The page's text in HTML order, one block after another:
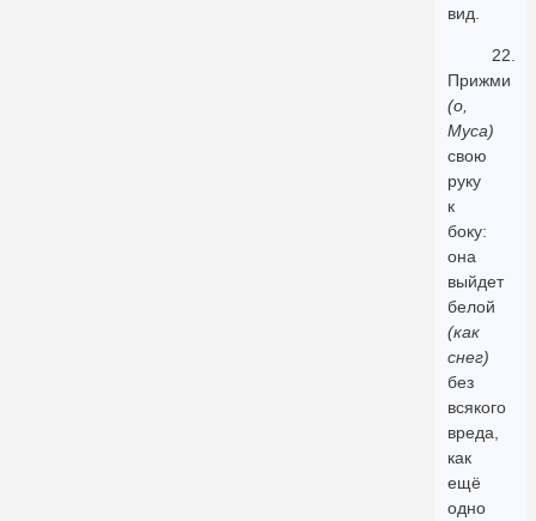
вид.
22.
Прижми
(о,
Муса)
свою
руку
к
боку:
она
выйдет
белой
(как
снег)
без
всякого
вреда,
как
ещё
одно